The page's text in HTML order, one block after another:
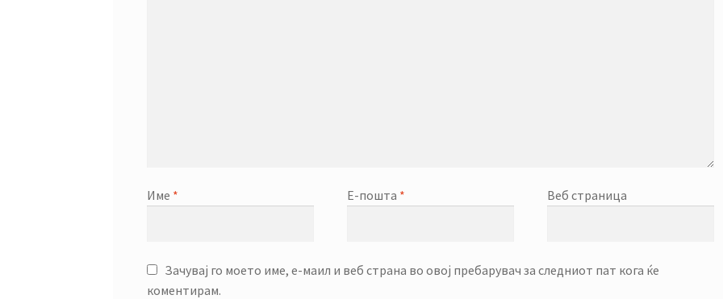
Име * Е-пошта * Веб страница
Зачувај го моето име, е-маил и веб страна во овој пребарувач за следниот пат кога ќе
коментирам.